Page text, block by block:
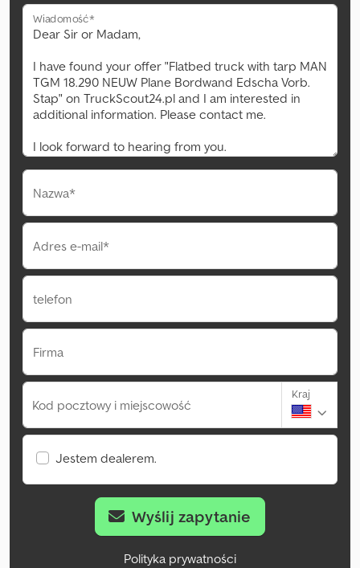
Wiadomość*
Nazwa*
Adres e-mail*
telefon
Firma
Kod pocztowy i miejscowość
Kraj
Jestem dealerem.
Wyślij zapytanie
Polityka prywatności